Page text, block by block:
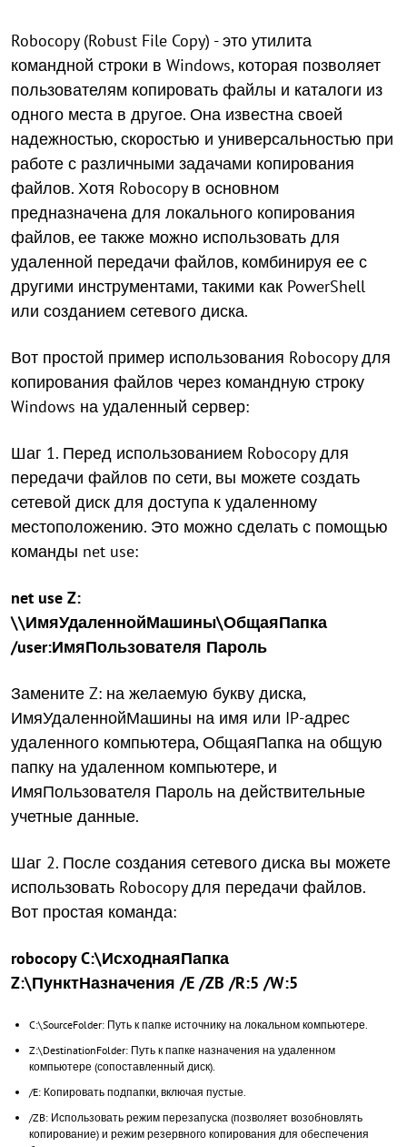
Robocopy (Robust File Copy) - это утилита
командной строки в Windows, которая позволяет
пользователям копировать файлы и каталоги из
одного места в другое. Она известна своей
надежностью, скоростью и универсальностью при
работе с различными задачами копирования
файлов. Хотя Robocopy в основном
предназначена для локального копирования
файлов, ее также можно использовать для
удаленной передачи файлов, комбинируя ее с
другими инструментами, такими как PowerShell
или созданием сетевого диска.
Вот простой пример использования Robocopy для
копирования файлов через командную строку
Windows на удаленный сервер:
Шаг 1. Перед использованием Robocopy для
передачи файлов по сети, вы можете создать
сетевой диск для доступа к удаленному
местоположению. Это можно сделать с помощью
команды net use:
net use Z:
\\ИмяУдаленнойМашины\ОбщаяПапка
/user:ИмяПользователя Пароль
Замените Z: на желаемую букву диска,
ИмяУдаленнойМашины на имя или IP-адрес
удаленного компьютера, ОбщаяПапка на общую
папку на удаленном компьютере, и
ИмяПользователя Пароль на действительные
учетные данные.
Шаг 2. После создания сетевого диска вы можете
использовать Robocopy для передачи файлов.
Вот простая команда:
robocopy C:\ИсходнаяПапка
Z:\ПунктНазначения /E /ZB /R:5 /W:5
C:\SourceFolder: Путь к папке источнику на локальном компьютере.
Z:\DestinationFolder: Путь к папке назначения на удаленном
компьютере (сопоставленный диск).
/E: Копировать подпапки, включая пустые.
/ZB: Использовать режим перезапуска (позволяет возобновлять
копирование) и режим резервного копирования для обеспечения